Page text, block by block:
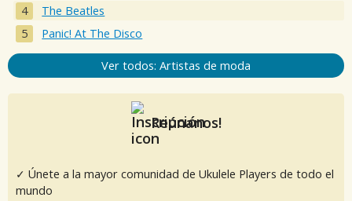
The Beatles
Panic! At The Disco
Ver todos: Artistas de moda
Reúnanos!
✓ Únete a la mayor comunidad de Ukulele Players de todo el
mundo